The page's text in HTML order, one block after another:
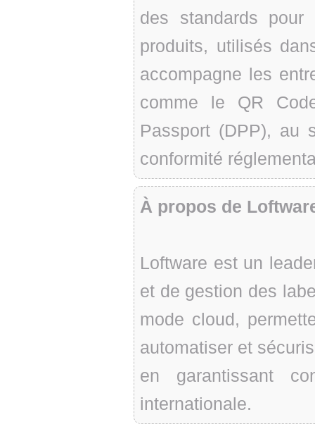
des standards
produits, utilisés
accompagne les
comme le QR
Passport (DPP), au
conformité
À propos de
Loftware est un
et de gestion des
mode cloud,
automatiser et
en garantissant
internationale.